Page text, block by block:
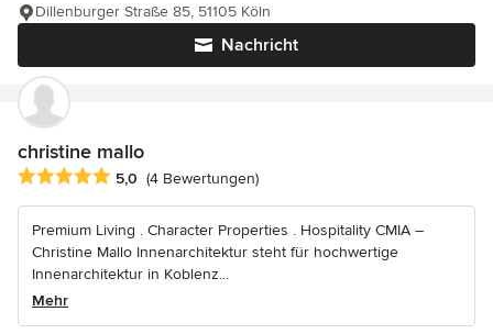
Nachricht
Dillenburger Straße 85, 51105 Köln
christine mallo
Durchschnittliche Bewertung: 5 von 5 Sternen
5,0 (4 Bewertungen)
Premium Living . Character Properties . Hospitality CMIA –
Christine Mallo Innenarchitektur steht für hochwertige
Innenarchitektur in Koblenz...
Mehr